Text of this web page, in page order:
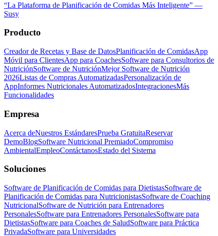
“La Plataforma de Planificación de Comidas Más Inteligente” —
Susy
Producto
Creador de Recetas y Base de DatosPlanificación de ComidasApp
Móvil para ClientesApp para CoachesSoftware para Consultorios de
NutriciónSoftware de NutriciónMejor Software de Nutrición
2026Listas de Compras AutomatizadasPersonalización de
AppInformes Nutricionales AutomatizadosIntegracionesMás
Funcionalidades
Empresa
Acerca deNuestros EstándaresPrueba GratuitaReservar
DemoBlogSoftware Nutricional PremiadoCompromiso
AmbientalEmpleoContáctanosEstado del Sistema
Soluciones
Software de Planificación de Comidas para DietistasSoftware de
Planificación de Comidas para NutricionistasSoftware de Coaching
NutricionalSoftware de Nutrición para Entrenadores
PersonalesSoftware para Entrenadores PersonalesSoftware para
DietistasSoftware para Coaches de SaludSoftware para Práctica
PrivadaSoftware para Universidades